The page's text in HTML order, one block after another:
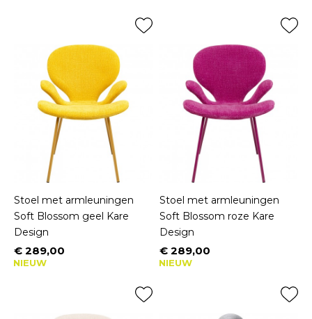
Stoel met armleuningen
Soft Blossom geel Kare
Design
Prijs
€ 289,00
NIEUW
Stoel met armleuningen
Soft Blossom roze Kare
Design
Prijs
€ 289,00
NIEUW